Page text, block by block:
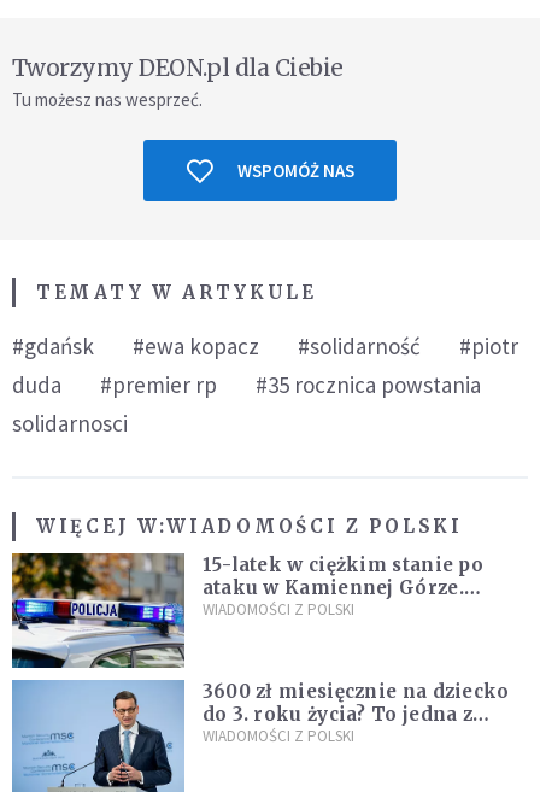
Tworzymy DEON.pl dla Ciebie
Tu możesz nas wesprzeć.
WSPOMÓŻ NAS
TEMATY W ARTYKULE
#gdańsk #ewa kopacz #solidarność
#piotr
duda
#premier rp
#35 rocznica powstania
solidarnosci
WIĘCEJ W:WIADOMOŚCI Z POLSKI
15-latek w ciężkim stanie po
ataku w Kamiennej Górze.
Policja zatrzymała dwóch
WIADOMOŚCI Z POLSKI
3600 zł miesięcznie na dziecko
do 3. roku życia? To jedna z
propozycji programu "Rozwój
WIADOMOŚCI Z POLSKI